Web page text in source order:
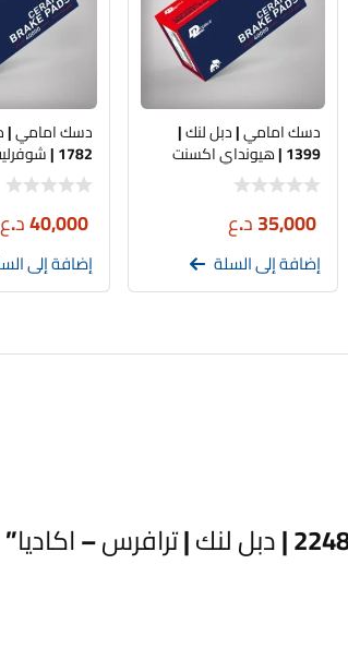
دسك امامي | دبل لنك |
1399 | هيونداي اكسنت
35,000د.ع
إضافة إلى السلة
دسك امامي |
1782 | شوفرليت
40,000د.ع
إضافة إلى